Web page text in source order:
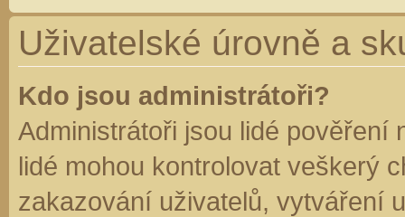
Uživatelské úrovně a
Kdo jsou administrátoři?
Administrátoři jsou lidé pověření
lidé mohou kontrolovat veškerý
zakazování uživatelů, vytváření